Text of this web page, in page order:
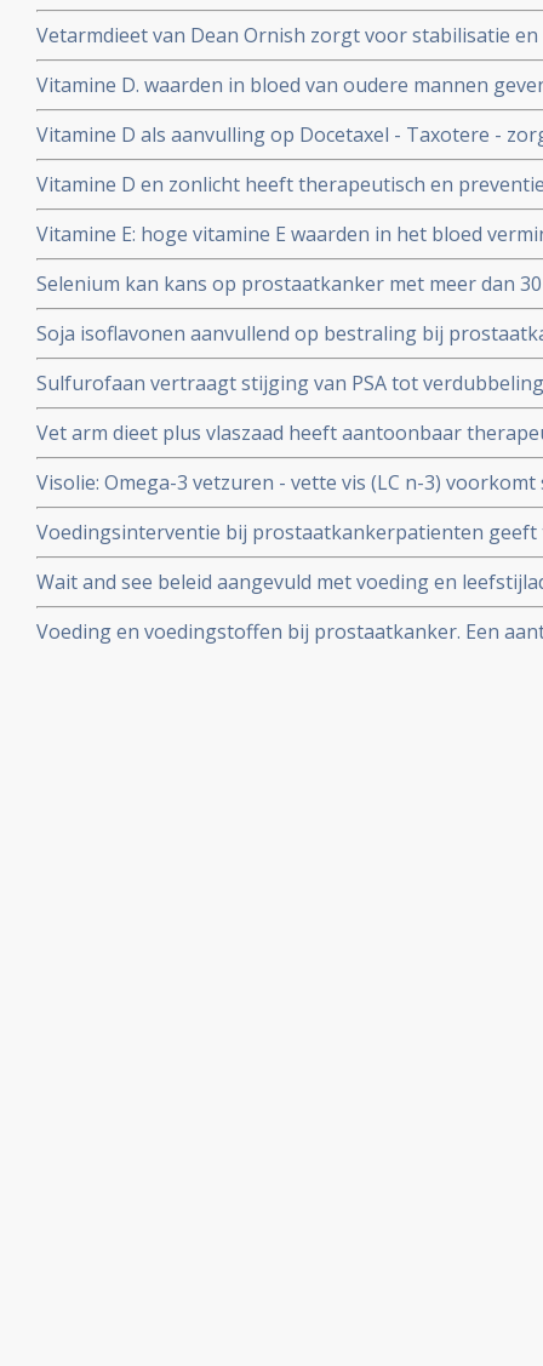
Vetarmdieet van Dean Ornish zorgt voor stabilisatie
patiënten met prostaatkanker
Vitamine D. waarden in bloed van oudere mannen
prostaatkanker. hoe lager de waarden hoe groter het
waarden - bij bepaalde agressieve vormen van
Vitamine D als aanvulling op Docetaxel - Taxotere -
van PSA-waarde bij patiënten met vergevorderde
Vitamine D en zonlicht heeft therapeutisch en
blijkt uit grote overzichtstudie van gerandomiseerde
2009
Vitamine E: hoge vitamine E waarden in het bloed
prostaatkanker met ca. 50 procent, aldus de conclusie
Beta-Carotene Cancer Prevention studie
Selenium kan kans op prostaatkanker met meer dan
selenium lijkt daarmee ook belangrijk in het
van primaire prostaatkanker.
Soja isoflavonen aanvullend op bestraling bij
bijwerkingen en zorgen voor minder impotentie.
Sulfurofaan vertraagt stijging van PSA tot
maanden - bij prostaatkankerpatienten na operatie in
Vet arm dieet plus vlaszaad heeft aantoonbaar
prostaatkanker.
Visolie: Omega-3 vetzuren - vette vis (LC n-3)
vermindert significant de agressiviteit van
geconstateerd. Blijkt uit vergelijkende studie met 900
Voedingsinterventie bij prostaatkankerpatienten
uit twee gerandomiseerde Nederlandse studies.
Wait and see beleid aangevuld met voeding en
prostaatkankerpatienten voorkomt bij 80 tot 100
moet volgen.
Voeding en voedingstoffen bij prostaatkanker. Een